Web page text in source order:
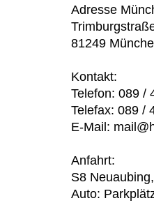
Adresse
81249
Kontakt:
Telefon: 089 /
Telefax: 089 /
E-Mail:
Anfahrt:
S8 Neuaubing,
Auto: